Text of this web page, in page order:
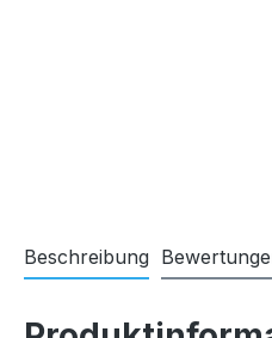
Beschreibung